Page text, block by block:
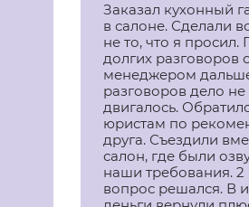
Заказал кухонный
в салоне. Сделали
не то, что я просил.
долгих разговоров с
менеджером
разговоров дело не
двигалось.
юристам по
друга. Съездили
салон, где были
наши требования. 2
вопрос решался. В